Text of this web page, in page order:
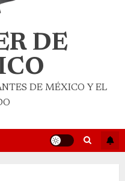
DE
DE MÉXICO Y EL